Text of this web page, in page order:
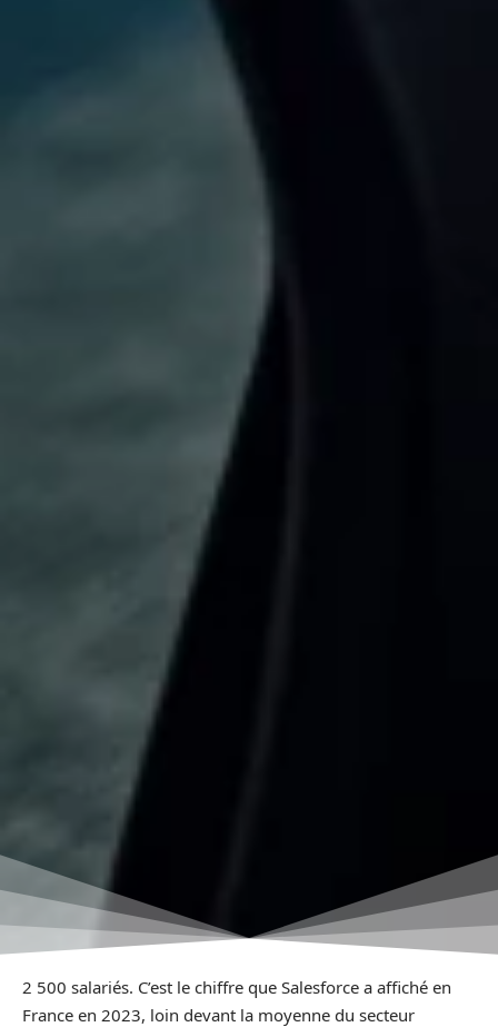
2 500 salariés. C’est le chiffre que Salesforce a affiché en
France en 2023, loin devant la moyenne du secteur